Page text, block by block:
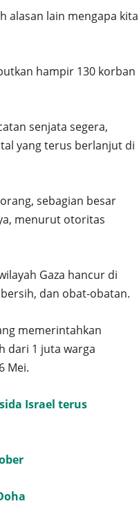
alasan lain mengapa kita
hampir 130 korban
senjata segera,
yang terus berlanjut di
sebagian besar
menurut otoritas
Gaza hancur di
dan obat-obatan.
memerintahkan
dari 1 juta warga
Mei.
Israel terus